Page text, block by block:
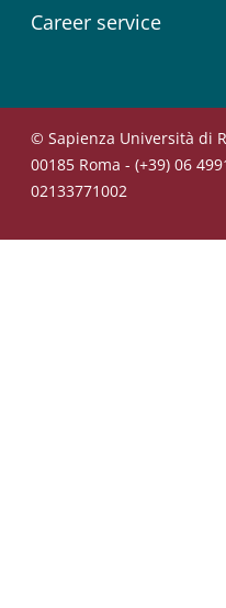
Career service
© Sapienza Università di
00185 Roma - (+39) 06
02133771002